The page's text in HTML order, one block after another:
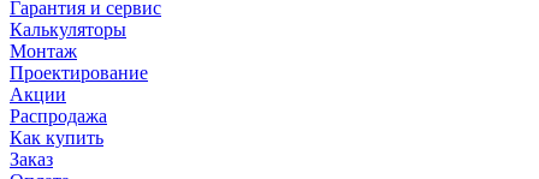
Гарантия и сервис
Калькуляторы
Монтаж
Проектирование
Акции
Распродажа
Как купить
Заказ